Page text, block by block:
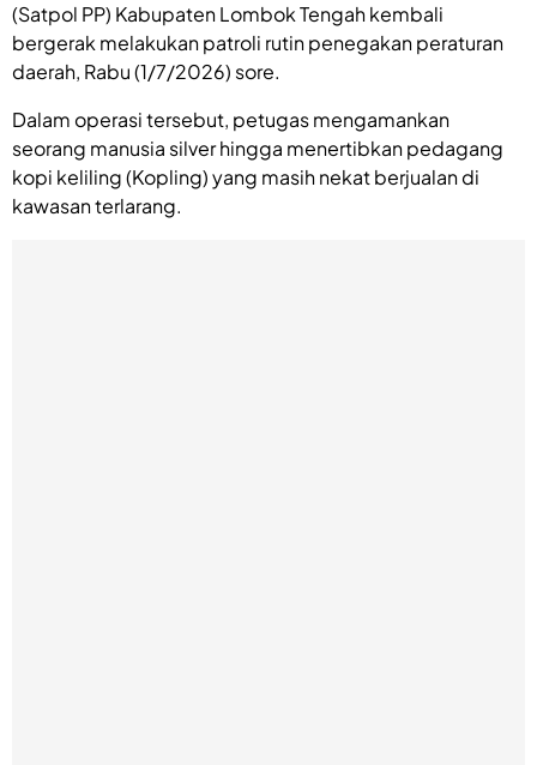
(Satpol PP) Kabupaten Lombok Tengah kembali
bergerak melakukan patroli rutin penegakan peraturan
daerah, Rabu (1/7/2026) sore.
Dalam operasi tersebut, petugas mengamankan
seorang manusia silver hingga menertibkan pedagang
kopi keliling (Kopling) yang masih nekat berjualan di
kawasan terlarang.